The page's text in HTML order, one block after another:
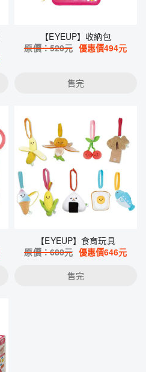
【EYEUP】收納包
原價：520元 優惠價494元
售完
【EYEUP】食育玩具
原價：680元 優惠價646元
售完